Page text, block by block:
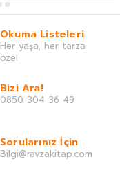
Okuma Listeleri
Her yaşa, her tarza
özel.
Bizi Ara!
0850 304 36 49
Sorularınız İçin
Bilgi@ravzakitap.com